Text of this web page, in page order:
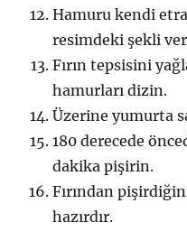
Hamuru kendi
resimdeki şekli
Fırın tepsisini
hamurları dizin.
Üzerine yumurta
180 derecede
dakika pişirin.
Fırından
hazırdır.